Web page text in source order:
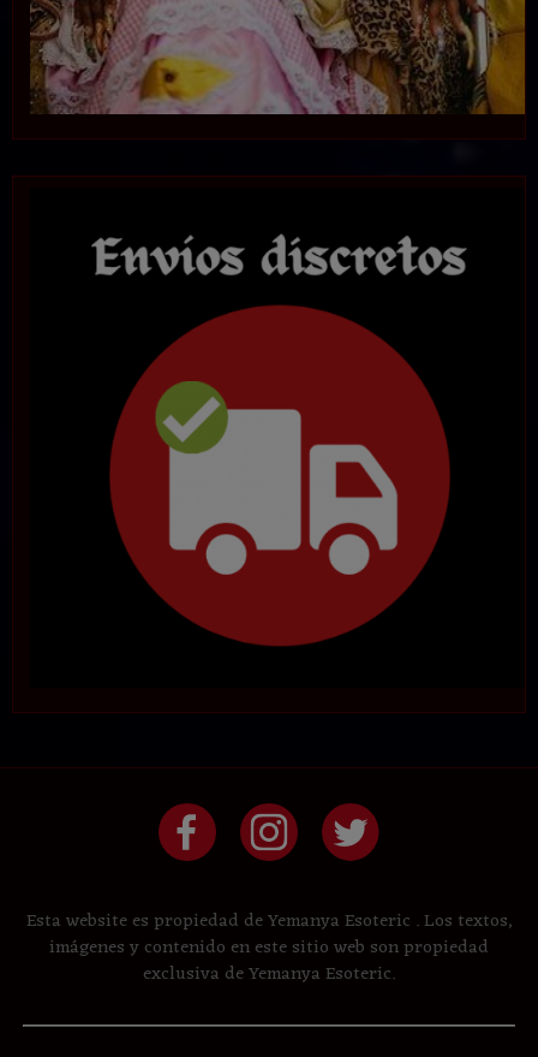
Esta website es propiedad de Yemanya Esoteric . Los textos,
imágenes y contenido en este sitio web son propiedad
exclusiva de Yemanya Esoteric.